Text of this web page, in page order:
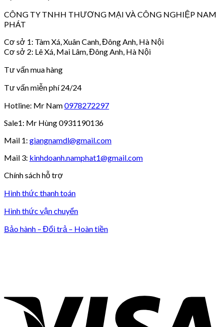
CÔNG TY TNHH THƯƠNG MẠI VÀ CÔNG NGHIỆP NAM
PHÁT
Cơ sở 1: Tàm Xá, Xuân Canh, Đông Anh, Hà Nội
Cơ sở 2: Lê Xá, Mai Lâm, Đông Anh, Hà Nội
Tư vấn mua hàng
Tư vấn miễn phí 24/24
Hotline: Mr Nam0978272297
Sale1: Mr Hùng 0931190136
Mail 1: giangnamdl@gmail.com
Mail 3: kinhdoanh.namphat1@gmail.com
Chính sách hỗ trợ
Hình thức thanh toán
Hình thức vận chuyển
Bảo hành – Đổi trả – Hoàn tiền